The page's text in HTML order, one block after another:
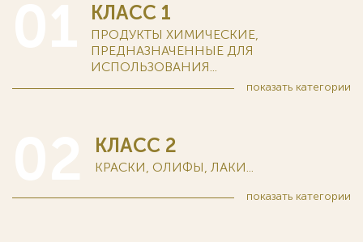
КЛАСС 1
ПРОДУКТЫ ХИМИЧЕСКИЕ,
ПРЕДНАЗНАЧЕННЫЕ ДЛЯ
ИСПОЛЬЗОВАНИЯ...
показать категории
КЛАСС 2
КРАСКИ, ОЛИФЫ, ЛАКИ...
показать категории